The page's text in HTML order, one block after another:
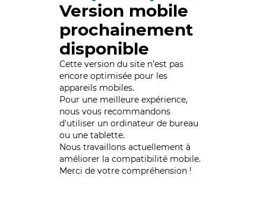
Version mobile
prochainement
disponible
Cette version du site n’est pas
encore optimisée pour les
appareils mobiles.
Pour une meilleure expérience,
nous vous recommandons
d'utiliser un ordinateur de bureau
ou une tablette.
Nous travaillons actuellement à
améliorer la compatibilité mobile.
Merci de votre compréhension !